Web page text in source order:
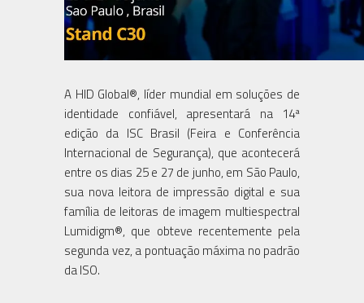
A HID Global®, líder mundial em soluções de
identidade confiável, apresentará na 14ª
edição da ISC Brasil (Feira e Conferência
Internacional de Segurança), que acontecerá
entre os dias 25 e 27 de junho, em São Paulo,
sua nova leitora de impressão digital e sua
família de leitoras de imagem multiespectral
Lumidigm®, que obteve recentemente pela
segunda vez, a pontuação máxima no padrão
da ISO.